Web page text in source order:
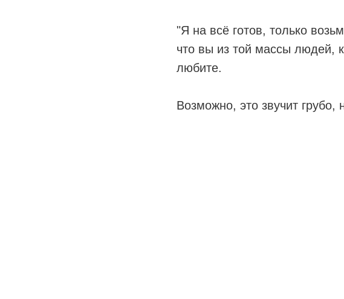
"Я на всё готов, только
что вы из той массы людей,
любите.
Возможно, это звучит грубо,